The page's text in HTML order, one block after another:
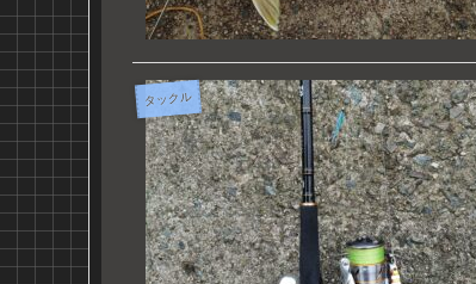
タックル